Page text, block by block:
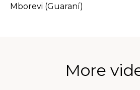
Mborevi (Guaraní)
More